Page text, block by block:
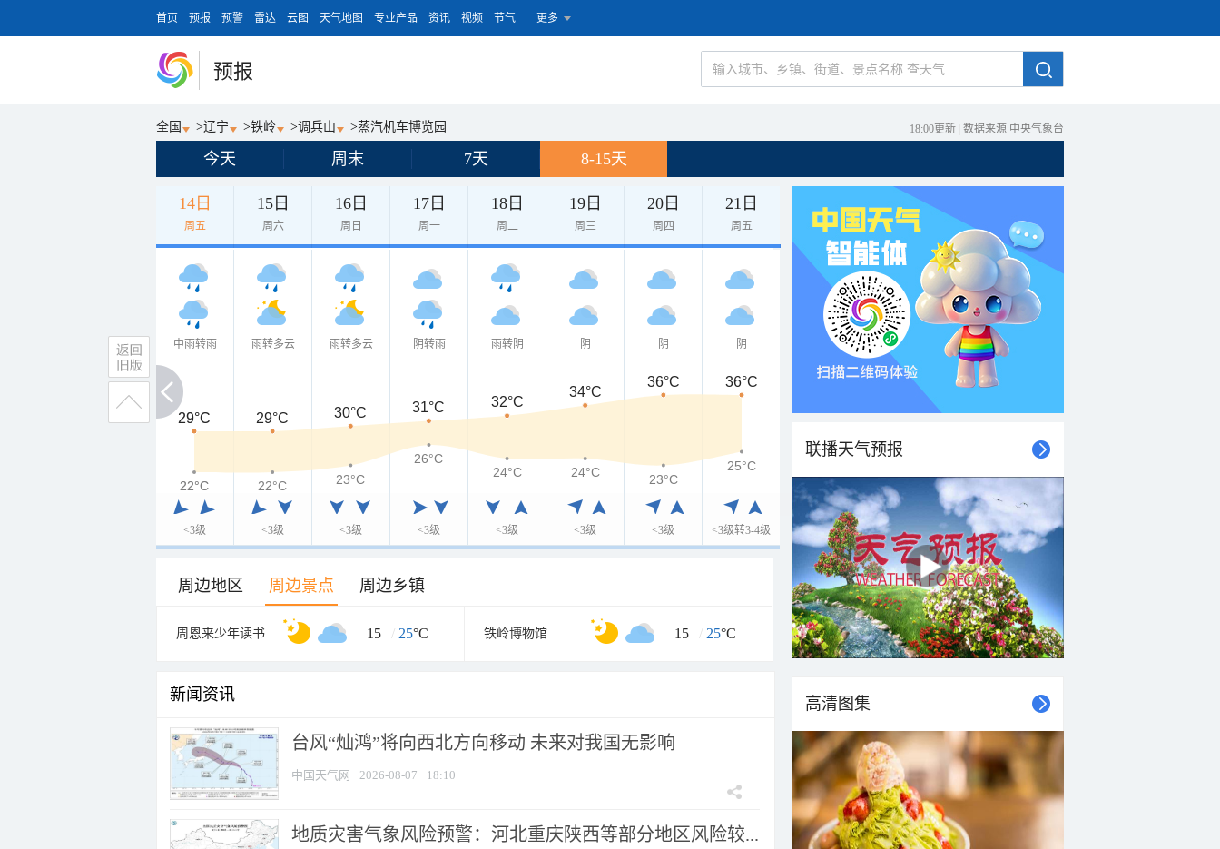
首页 预报 预警 雷达 云图 天气地图 专业产品 资讯 视频 节气 更多
预报
全国 >辽宁 >铁岭 >调兵山 >蒸汽机车博览园 18:00更新 数据来源 中央气象台
今天 周末 7天 8-15天
14日
周五
15日
周六
16日
周日
17日
周一
18日
周二
19日
周三
20日
周四
21日
周五
中雨转雨
<3级
雨转多云
<3级
雨转多云
<3级
阴转雨
<3级
雨转阴
<3级
阴
<3级
阴
<3级
阴
<3级转3-4级
29°C
29°C 29°C 30°C 31°C 32°C
34°C
36°C 36°C
22°C
22°C 22°C 23°C
26°C
24°C
24°C 23°C
25°C
周边地区 周边景点 周边乡镇
周恩来少年读书旧址纪念馆 15 / 25°C 铁岭博物馆 15 / 25°C
新闻资讯
台风“灿鸿”将向西北方向移动 未来对我国无影响
中国天气网 2026-08-07 18:10
地质灾害气象风险预警：河北重庆陕西等部分地区风险较...
联播天气预报
高清图集